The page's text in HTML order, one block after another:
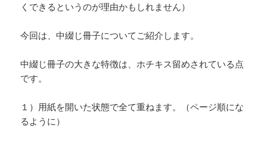
くできるというのが理由かもしれません）
今回は、中綴じ冊子についてご紹介します。
中綴じ冊子の大きな特徴は、ホチキス留めされている点
です。
１）用紙を開いた状態で全て重ねます。（ページ順にな
るように）